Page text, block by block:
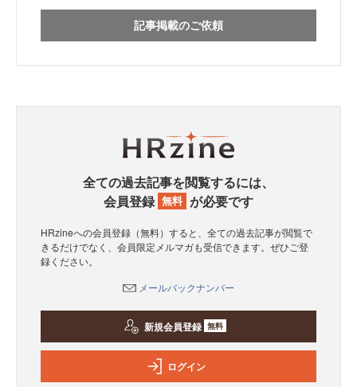
記事掲載のご依頼
全ての過去記事を閲覧するには、
会員登録 無料 が必要です
HRzineへの会員登録（無料）すると、全ての過去記事が閲覧で
きるだけでなく、会員限定メルマガも受信できます。ぜひご登
録ください。
メールバックナンバー
新規会員登録 無料
ログイン